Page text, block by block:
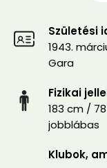
Születési
1943.
Gara
Fizikai
183 cm /
jobblábas
Klubok,